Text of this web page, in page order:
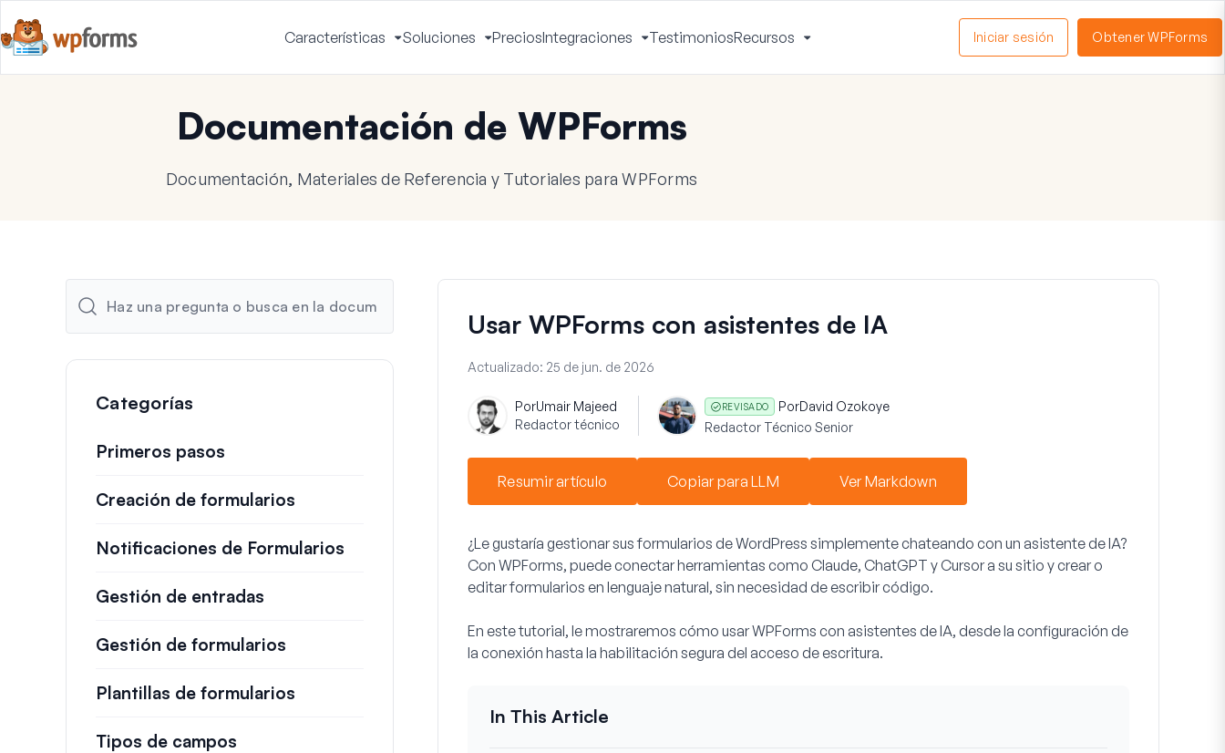
Características
Activar
menú
Soluciones
Activar
menú
PreciosIntegraciones
Activar
menú
TestimoniosRecursos
menú
Iniciar sesión Obtener WPForms
Documentación de WPForms
Documentación, Materiales de Referencia y Tutoriales para WPForms
Usar WPForms con asistentes de IA
Actualizado: 25 de jun. de 2026
PorUmair Majeed
Redactor técnico
REVISADO PorDavid Ozokoye
Redactor Técnico Senior
Resumir artículo Copiar para LLM Ver Markdown
¿Le gustaría gestionar sus formularios de WordPress simplemente chateando con un asistente de IA?
Con WPForms, puede conectar herramientas como Claude, ChatGPT y Cursor a su sitio y crear o
editar formularios en lenguaje natural, sin necesidad de escribir código.
En este tutorial, le mostraremos cómo usar WPForms con asistentes de IA, desde la configuración de
la conexión hasta la habilitación segura del acceso de escritura.
Categorías
Primeros pasos
Creación de formularios
Notificaciones de Formularios
Gestión de entradas
Gestión de formularios
Plantillas de formularios
Tipos de campos